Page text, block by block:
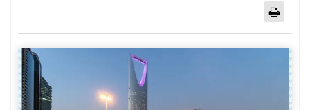
উত্তর
আমেরিকা